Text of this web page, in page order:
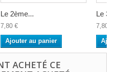
Le 2ème...
7,80 €
Ajouter au panier
Le
7,80 €
ACHETÉ CE